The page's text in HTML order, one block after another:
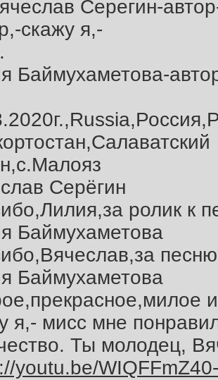
Серегин-
скажу я,-
Баймухаметова-
Серёгин
ролик к
Баймухаметова
Баймухаметова
я,- мисс мне
Ты молодец,
youtu.be/